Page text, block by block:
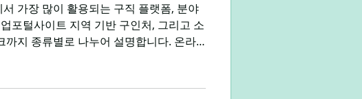
가장 많이 활용되는 구직 플랫폼, 분야
포털사이트 지역 기반 구인처, 그리고 소
지 종류별로 나누어 설명합니다. 온라
용할 수 있는 채널을 구분하는 것이 필요